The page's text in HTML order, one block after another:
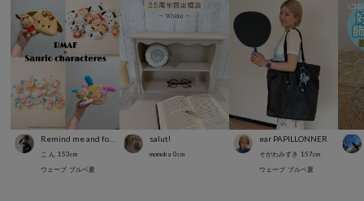
こ ん 153cm
ウェーブ ブルベ夏
salut!
momoka 0cm
ear PAPILLONNER
そがわみずき 157cm
ウェーブ ブルベ夏